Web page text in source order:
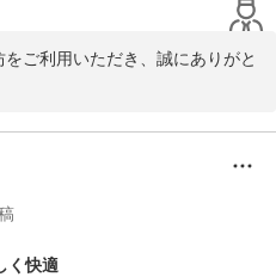
ご利用いただき、誠にありがと
ングやお風呂で、心ゆくまでお
館へお立ち寄りくださいませ。
同、心よりお待ちしておりま
葉を励みに、より一層ご満足い
く快適